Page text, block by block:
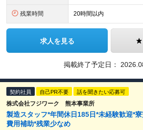
残業時間 20時間以内
求人を見る
掲載終了予定日：
契約社員 自己PR不要 話を聞きたい応募可
株式会社フジワーク 熊本事業所
製造スタッフ*年間休日185日*未経験歓迎*
費用補助*残業少なめ